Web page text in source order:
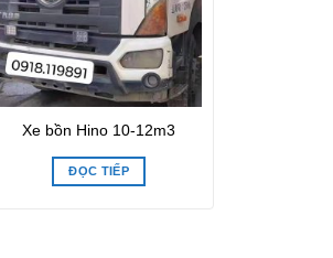
Xe bồn Hino 10-12m3
ĐỌC TIẾP